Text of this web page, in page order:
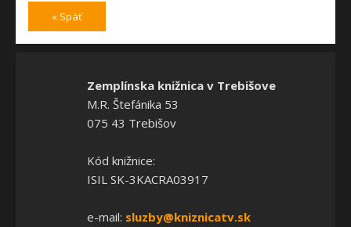
« Späť
Zemplínska knižnica v Trebišove
M.R. Štefánika 53
075 43 Trebišov
Kód knižnice:
ISIL SK-3KACRA03917
e-mail: sluzby@kniznicatv.sk